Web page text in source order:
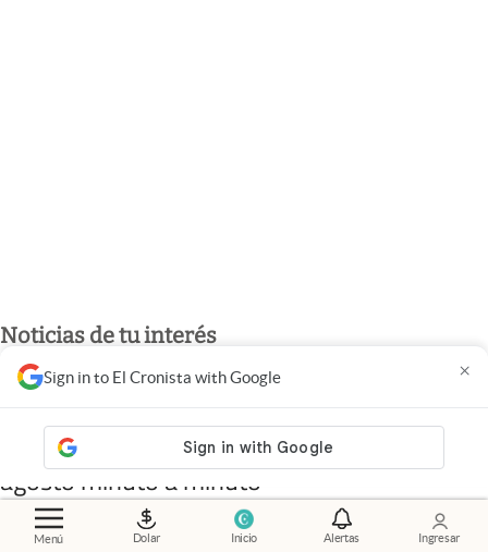
Menú Dolar Inicio Alertas Ingresar
Sign in to El Cronista with Google ×
Noticias de tu interés
Mercados.Dólar hoy y
dólar blue hoy: cuál es la
cotización del viernes 7 de
agosto minuto a minuto